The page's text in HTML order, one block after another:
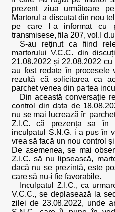
prezent ziua următoare
Martorul a discutat din nou
pe care l-a informat
transmisese, fila 207, vol.I
S-au reținut ca fiind
martorului V.C.C. din
21.08.2022 și 22.08.2022
au fost redate în procesele
rezultă că solicitarea ca
parchet venea din partea
Din această conversație
control din data de
nu se mai lucrează în
Z.I.C. că prezența sa în
inculpatul S.N.G. i-a pus în
vrea să facă un nou control
De asemenea, se mai
Z.I.C. să nu lipsească,
dacă nu se prezintă, este
care să nu-i fie favorabile.
Inculpatul Z.I.C., ca
V.C.C., se deplasează la
zilei de 23.08.2022, unde